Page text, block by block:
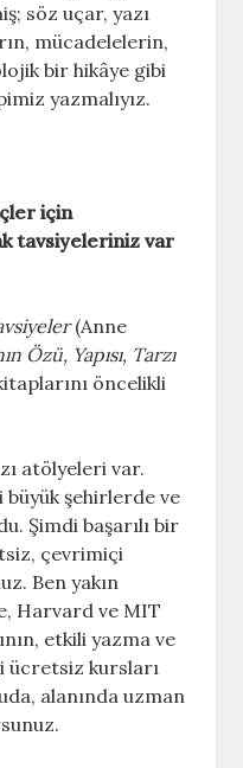
söz uçar, yazı
mücadelelerin,
bir hikâye gibi
yazmalıyız.
için
tavsiyeleriniz var
(Anne
Özü, Yapısı, Tarzı
öncelikli
atölyeleri var.
şehirlerde ve
Şimdi başarılı bir
çevrimiçi
Ben yakın
Harvard ve MIT
etkili yazma ve
ücretsiz kursları
alanında uzman